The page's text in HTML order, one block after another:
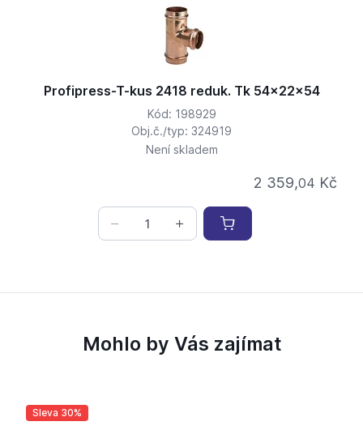
Profipress-T-kus 2418 reduk. Tk 54x22x54
Kód: 198929
Obj.č./typ: 324919
Není skladem
2 359,04 Kč
Mohlo by Vás zajímat
Sleva 30%